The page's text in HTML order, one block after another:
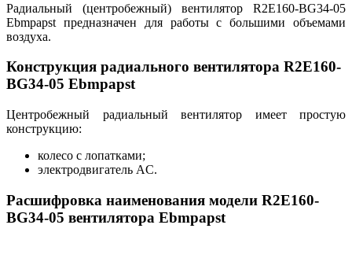
Радиальный (центробежный) вентилятор R2E160-BG34-05
Ebmpapst предназначен для работы с большими объемами
воздуха.
Конструкция радиального вентилятора R2E160-
BG34-05 Ebmpapst
Центробежный радиальный вентилятор имеет простую
конструкцию:
колесо с лопатками;
электродвигатель AC.
Расшифровка наименования модели R2E160-
BG34-05 вентилятора Ebmpapst